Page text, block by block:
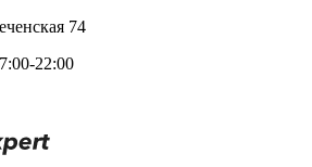
74
22:00